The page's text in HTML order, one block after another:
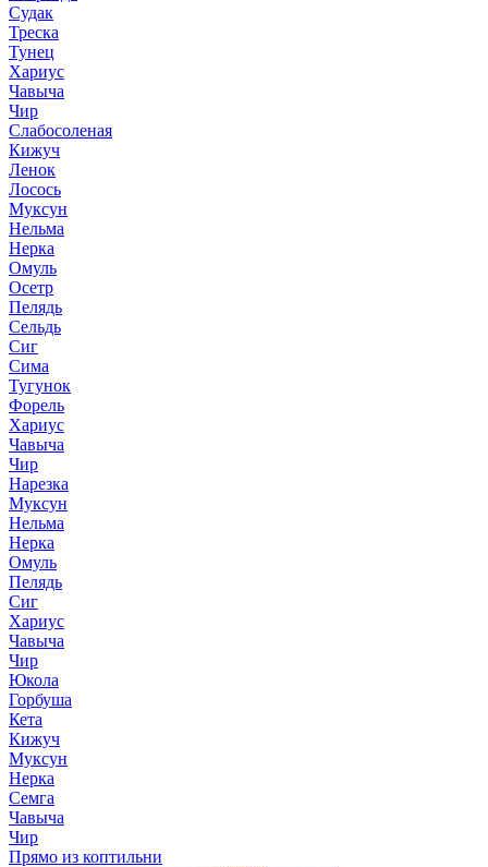
Судак
Треска
Тунец
Хариус
Чавыча
Чир
Слабосоленая
Кижуч
Ленок
Лосось
Муксун
Нельма
Нерка
Омуль
Осетр
Пелядь
Сельдь
Сиг
Сима
Тугунок
Форель
Хариус
Чавыча
Чир
Нарезка
Муксун
Нельма
Нерка
Омуль
Пелядь
Сиг
Хариус
Чавыча
Чир
Юкола
Горбуша
Кета
Кижуч
Муксун
Нерка
Семга
Чавыча
Чир
Прямо из коптильни